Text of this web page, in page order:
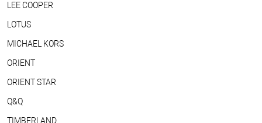
LEE COOPER
LOTUS
MICHAEL KORS
ORIENT
ORIENT STAR
Q&Q
TIMBERLAND